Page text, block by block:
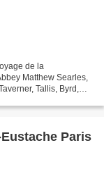
de la
Matthew Searles,
Tallis, Byrd,
Paris